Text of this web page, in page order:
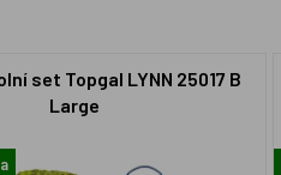
set Topgal LYNN 25017 B
Large